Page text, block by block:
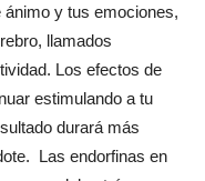
y tus emociones,
llamados
Los efectos de
estimulando a tu
durará más
Las endorfinas en